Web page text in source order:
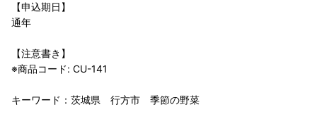
【申込期日】
通年
【注意書き】
※商品コード: CU-141
キーワード：茨城県 行方市 季節の野菜